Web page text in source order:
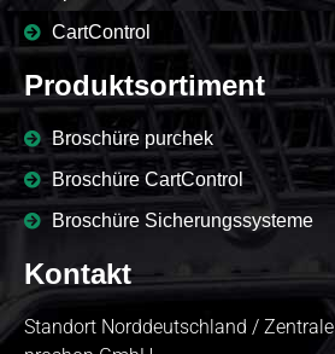
CartControl
Produktsortiment
Broschüre purchek
Broschüre CartControl
Broschüre Sicherungssysteme
Kontakt
Standort Norddeutschland / Zentrale